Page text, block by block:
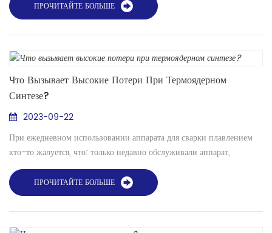
потерять, обычно он используется при соединении между
оптическим терминалом и клеммной коробкой, что очень важно.
отличается от оптоволоконного патч-корда сетевого уровня . Теперь
давайте узнаем конкретные различия между...
ПРОЧИТАЙТЕ БОЛЬШЕ
Что Вызывает Высокие Потери При Термоядерном
Синтезе?
2023-09-22
При ежедневном использовании аппарата для сварки плавлением
кто-то жалуется, что: только недавно обслуживали аппарат,
электроды заменены на новые, произведена коррекция разряда.
Почему потери при сварке волокна до сих пор не уменьшились?
Эта ситуация часто тесно связана с практикой эксплуатации
пользователя. Сварочный аппарат — это прецизионный инструмент,
который сращивает оптические волокна с ...
ПРОЧИТАЙТЕ БОЛЬШЕ